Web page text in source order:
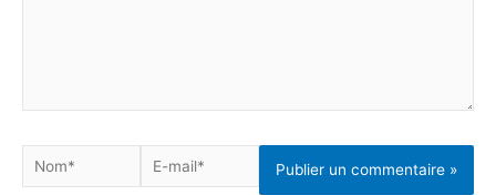
Nom*
E-
mail*